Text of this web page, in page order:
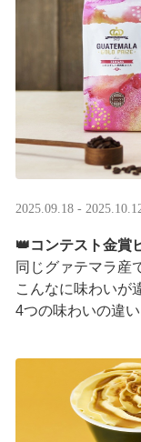
2025.09.18 -
👑コンテスト金賞
同じグァテマラ産
こんなに味わいが
4つの味わいの違
グァテマラコー